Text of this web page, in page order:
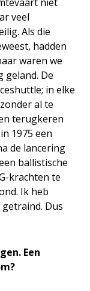
veel
Als die
hadden
waren we
geland. De
in elke
al te
terugkeren
1975 een
de lancering
ballistische
krachten te
Ik heb
Dus
Een